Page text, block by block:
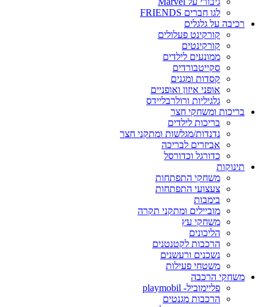
לגו חברים FRIENDS
רכיבה על גלגלים
קורקינט פעלולים
קורקינטים
ממונעים לילדים
סקייטבורדים
קסדות ומגנים
אופני איזון ואופניים
גלגיליות ורולרבליידס
בריכות ומשחקי חצר
בריכות לילדים
נדנדות/מגלשות ומתקני חצר
אביזרים לבריכה
כדורגל וכדורסל
תינוקות
משחקי התפתחות
צעצועי התפתחות
בימבות
מוביילים ומתקני תקרה
משחקי עץ
הליכונים
הרכבות לקטנטנים
נשכנים ורעשנים
משטחי פעילות
משחקי הרכבה
פליימוביל- playmobil
הרכבות מגנטים